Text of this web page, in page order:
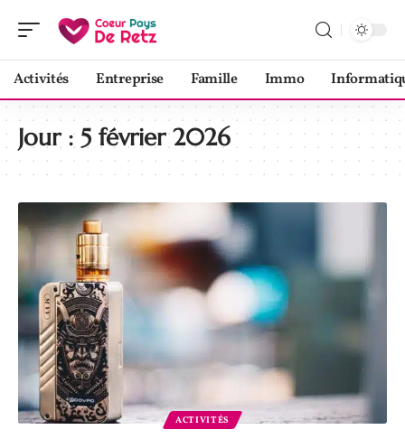
Activités Entreprise Famille Immo
Jour : 5 février 2026
ACTIVITÉS